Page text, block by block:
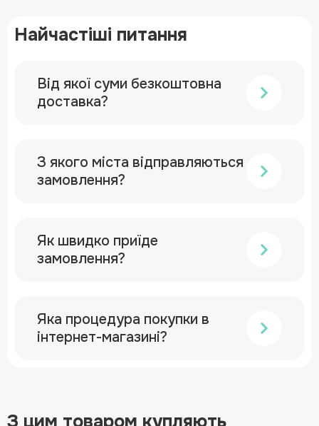
Найчастіші питання
Від якої суми безкоштовна
доставка?
З якого міста відправляються
замовлення?
Як швидко приїде
замовлення?
Яка процедура покупки в
інтернет-магазині?